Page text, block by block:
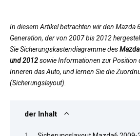
In diesem Artikel betrachten wir den Mazda
Generation, der von 2007 bis 2012
Sie Sicherungskastendiagramme des
und 2012sowie Informationen zur Position
Inneren das Auto, und lernen Sie die
(Sicherungslayout).
der Inhalt